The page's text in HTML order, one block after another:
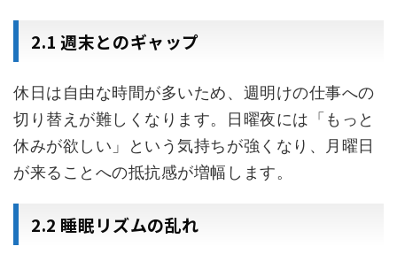
2.1 週末とのギャップ
休日は自由な時間が多いため、週明けの仕事への
切り替えが難しくなります。日曜夜には「もっと
休みが欲しい」という気持ちが強くなり、月曜日
が来ることへの抵抗感が増幅します。
2.2 睡眠リズムの乱れ